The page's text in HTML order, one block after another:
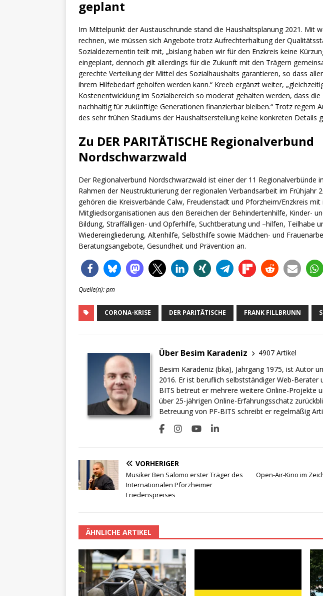
geplant
Im Mittelpunkt der Austauschrunde stand die Haushaltsplanung 2021. Mit
rechnen, wie müssen sich Angebote trotz Aufrechterhaltung der
Sozialdezernentin teilt mit, „bislang haben wir für den Enzkreis keine
eingeplant, dennoch gilt allerdings für die Zukunft mit den Trägern
gerechte Verteilung der Mittel des Sozialhaushalts garantieren, so dass
ihrem Hilfebedarf geholfen werden kann.“ Kreeb ergänzt weiter,
Kostenentwicklung im Sozialbereich so moderat gehalten werden, dass
nachhaltig für zukünftige Generationen finanzierbar bleiben.“ Trotz regem
des sehr frühen Stadiums der Haushaltserstellung keine konkreten Details
Zu DER PARITÄTISCHE Regionalverbund
Nordschwarzwald
Der Regionalverbund Nordschwarzwald ist einer der 11 Regionalverbünde
Rahmen der Neustrukturierung der regionalen Verbandsarbeit im Frühjahr
gehören die Kreisverbände Calw, Freudenstadt und Pforzheim/Enzkreis mit
Mitgliedsorganisationen aus den Bereichen der Behindertenhilfe, Kinder-
Bildung, Straffälligen- und Opferhilfe, Suchtberatung und –hilfen, Teilhabe
Wiedereingliederung, Altenhilfe, Selbsthilfe sowie Mädchen- und
Beratungsangebote, Gesundheit und Prävention an.
Quelle(n): pm
CORONA-KRISE DER PARITÄTISCHE FRANK FILLBRUNN
Über Besim Karadeniz
4907 Artikel
Besim Karadeniz (bka), Jahrgang 1975, ist Autor
2016. Er ist beruflich selbstständiger Web-Berater
BITS betreut er mehrere weitere Online-Projekte
über 25-jährigen Online-Erfahrungsschatz
Betreuung von PF-BITS schreibt er regelmäßig
VORHERIGER
Musiker Ben Salomo erster Träger des
Internationalen Pforzheimer
Friedenspreises
Open-Air-Kino im
ÄHNLICHE ARTIKEL